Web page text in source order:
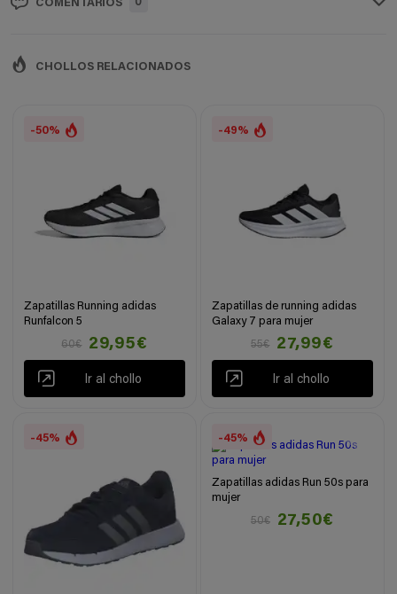
COMENTARIOS
CHOLLOS RELACIONADOS
-50%
Zapatillas Running adidas
Runfalcon 5
60€
29,95€
Ir al chollo
-49%
Zapatillas de running adidas
Galaxy 7 para mujer
55€
27,99€
Ir al chollo
-45% -45%
Zapatillas adidas Run 50s para
mujer
50€
27,50€